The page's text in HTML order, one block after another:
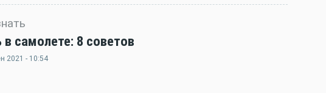
в самолете: 8 советов
2021 - 10:54